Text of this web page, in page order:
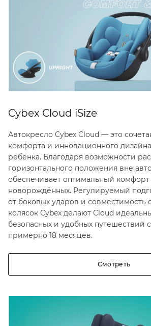
Cybex Cloud iSize
Автокресло Cybex Cloud — это
комфорта и инновационного
ребёнка. Благодаря возможности
горизонтального положения вне
обеспечивает оптимальный комфорт
новорождённых. Регулируемый
от боковых ударов и совместимость
колясок Cybex делают Cloud
безопасных и удобных путешествий
примерно 18 месяцев.
Смотреть